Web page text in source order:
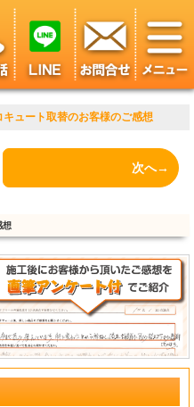
ュート取替のお客様のご感想
次へ→
想